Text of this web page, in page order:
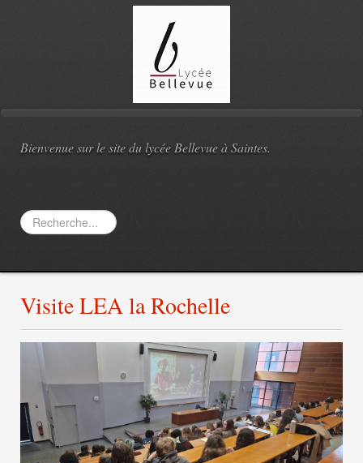
Bienvenue sur le site du lycée Bellevue à Saintes.
Rechercher
Visite LEA la Rochelle